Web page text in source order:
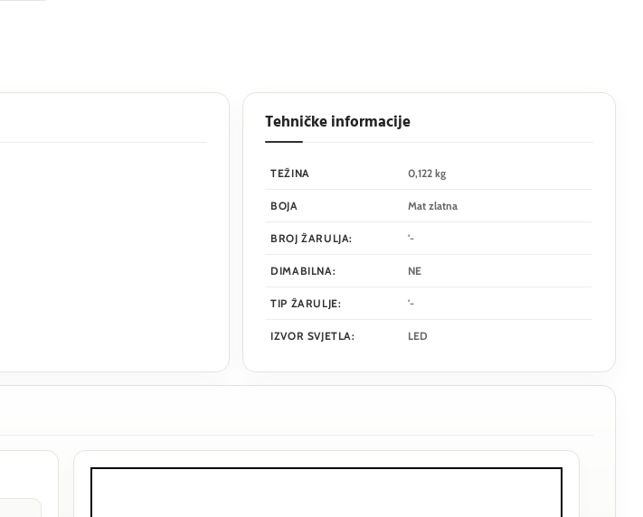
Tehničke informacije
TEŽINA 0,122 kg
BOJA Mat zlatna
BROJ ŽARULJA: '-
DIMABILNA: NE
TIP ŽARULJE: '-
IZVOR SVJETLA: LED